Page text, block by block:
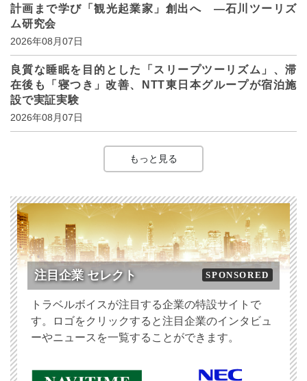
計画まで学び「観光起業家」創出へ ―石川ツーリズ
ム研究会
2026年08月07日
良質な睡眠を目的とした「スリープツーリズム」、滞
在後も「寝つき」改善、NTT東日本グループが宿泊施
設で実証実験
2026年08月07日
もっと見る
注目企業 セレクト SPONSORED
トラベルボイスが注目する企業の特設サイトで
す。ロゴをクリックすると注目企業のインタビュ
ーやニュースを一覧することができます。